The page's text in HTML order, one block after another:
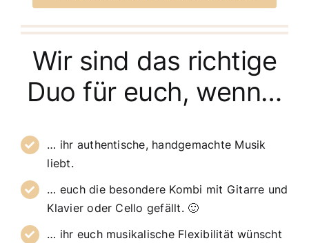
Wir sind das richtige
Duo für euch, wenn…
… ihr authentische, handgemachte Musik
liebt.
… euch die besondere Kombi mit Gitarre und
Klavier oder Cello gefällt. 🙂
… ihr euch musikalische Flexibilität wünscht